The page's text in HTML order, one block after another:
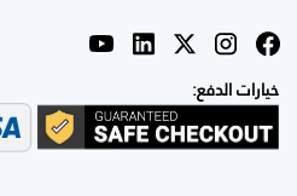
خيارات الدفع: